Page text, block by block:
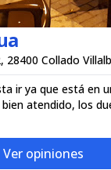
28400 Collado
ir ya que está en
atendido, los
Ver opiniones